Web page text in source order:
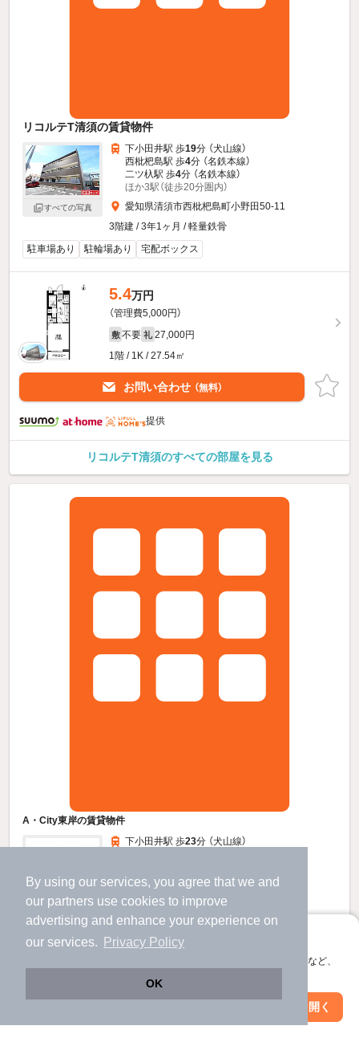
By using our services, you agree that we and
our partners use cookies to improve
advertising and enhance your experience on
our services.
Privacy Policy
OK
アプリに切り替えて、サクサクお部屋探し
会員登録なしですぐ使える。マップ検索やお気に入り保存など、
アプリを開く
リコルテT清須の賃貸物件
すべての写真
下小田井駅 歩19分 （犬山線）
西枇杷島駅 歩4分 （名鉄本線）
二ツ杁駅 歩4分 （名鉄本線）
ほか3駅（徒歩20分圏内）
愛知県清須市西枇杷島町小野田50-11
3階建 / 3年1ヶ月 / 軽量鉄骨
駐車場あり
駐輪場あり 宅配ボックス
5.4万円
（管理費5,000円）
敷 不要 礼 27,000円
1階 / 1K / 27.54㎡
お問い合わせ （無料）
提供
リコルテT清須のすべての部屋を見る
A・City東岸の賃貸物件
すべての写真
下小田井駅 歩23分 （犬山線）
愛知県名古屋市西区東岸町2丁目
5階建 / 5年6ヶ月 / 鉄筋コンクリート
駐車場あり 宅配ボックス
絞り込み条件を変更